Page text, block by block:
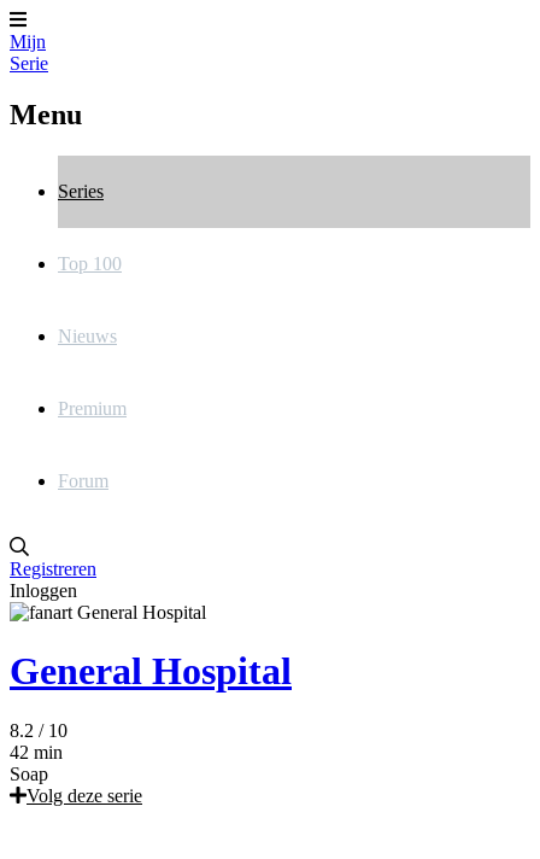
Mijn
Serie
Menu
Series
Top 100
Nieuws
Premium
Forum
Registreren
Inloggen
General Hospital
8.2 / 10
42 min
Soap
Volg deze serie